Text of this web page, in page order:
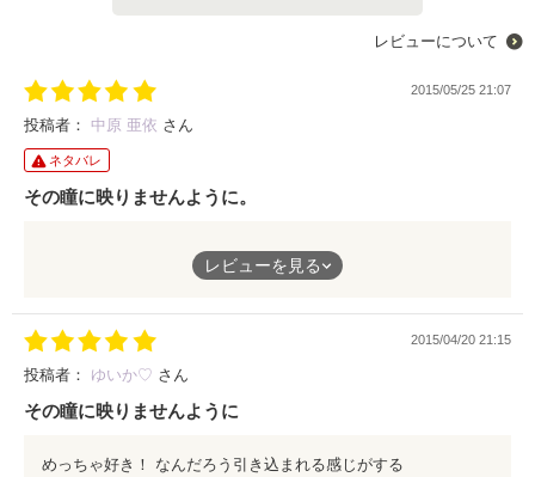
レビューについて
2015/05/25 21:07
投稿者： 中原 亜依 さん
ネタバレ
その瞳に映りませんように。
作品、読まさせて頂きました。
ユズキは自分の目にコンプレックスを抱いているが、ハシノはそ
る度に、彼の瞳に映りたくないと思ってしまうハシノ。
レビューを見る
2015/04/20 21:15
投稿者： ゆいか♡ さん
その瞳に映りませんように
めっちゃ好き！ なんだろう引き込まれる感じがする